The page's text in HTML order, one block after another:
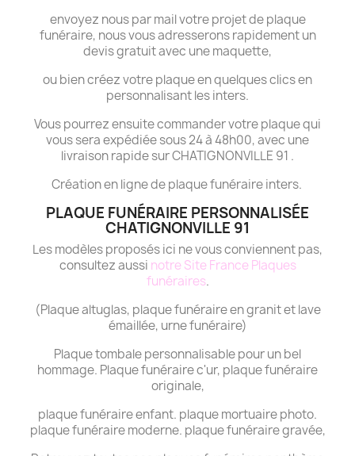
envoyez nous par mail votre projet de plaque
funéraire, nous vous adresserons rapidement un
devis gratuit avec une maquette,
ou bien créez votre plaque en quelques clics en
personnalisant les inters.
Vous pourrez ensuite commander votre plaque qui
vous sera expédiée sous 24 à 48h00, avec une
livraison rapide sur CHATIGNONVILLE 91 .
Création en ligne de plaque funéraire inters.
PLAQUE FUNÉRAIRE PERSONNALISÉE
CHATIGNONVILLE 91
Les modèles proposés ici ne vous conviennent pas,
consultez aussi notre Site France Plaques
funéraires.
(Plaque altuglas, plaque funéraire en granit et lave
émaillée, urne funéraire)
Plaque tombale personnalisable pour un bel
hommage. Plaque funéraire c'ur, plaque funéraire
originale,
plaque funéraire enfant. plaque mortuaire photo.
plaque funéraire moderne. plaque funéraire gravée,